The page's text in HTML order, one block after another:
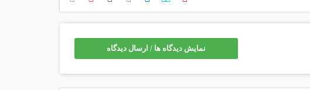
نمایش دیدگاه ها / ارسال دیدگاه